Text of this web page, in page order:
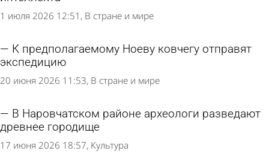
1 июля 2026 12:51 В стране и мире
К предполагаемому Ноеву ковчегу отправят
экспедицию
20 июня 2026 11:53 В стране и мире
В Наровчатском районе археологи разведают
древнее городище
17 июня 2026 18:57 Культура